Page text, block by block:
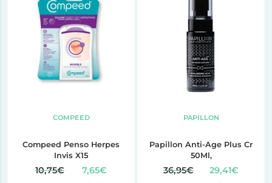
COMPEED
Compeed Penso Herpes
Invis X15
10,75€ 7,65€
PAPILLON
Papillon Anti-Age Plus Cr
50Ml,
36,95€ 29,41€